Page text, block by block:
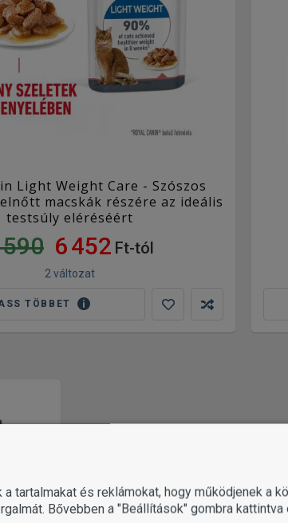
Light Weight Care - Szószos
macskák részére az ideális
testsúly eléréséért
590 6 452 Ft-tól
2 változat
TÖBBET
tartalmakat és reklámokat, hogy működjenek a
Bővebben a "Beállítások" gombra kattintva